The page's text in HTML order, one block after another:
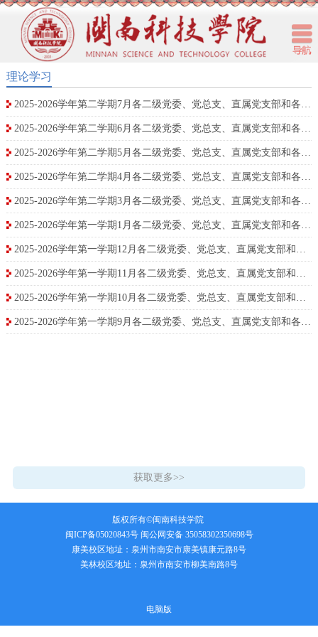
理论学习
2025-2026学年第二学期7月各二级党委、党总支、直属党支部和各单位政治理论学习安排
2025-2026学年第二学期6月各二级党委、党总支、直属党支部和各单位政治理论学习安排
2025-2026学年第二学期5月各二级党委、党总支、直属党支部和各单位政治理论学习安排
2025-2026学年第二学期4月各二级党委、党总支、直属党支部和各单位政治理论学习安排
2025-2026学年第二学期3月各二级党委、党总支、直属党支部和各单位政治理论学习安排
2025-2026学年第一学期1月各二级党委、党总支、直属党支部和各单位政治理论学习安排
2025-2026学年第一学期12月各二级党委、党总支、直属党支部和各单位政治理论学习安排
2025-2026学年第一学期11月各二级党委、党总支、直属党支部和各单位政治理论学习安排
2025-2026学年第一学期10月各二级党委、党总支、直属党支部和各单位政治理论学习安排
2025-2026学年第一学期9月各二级党委、党总支、直属党支部和各单位政治理论学习安排
获取更多>>
版权所有©闽南科技学院
闽ICP备05020843号 闽公网安备 35058302350698号
康美校区地址：泉州市南安市康美镇康元路8号
美林校区地址：泉州市南安市柳美南路8号
电脑版